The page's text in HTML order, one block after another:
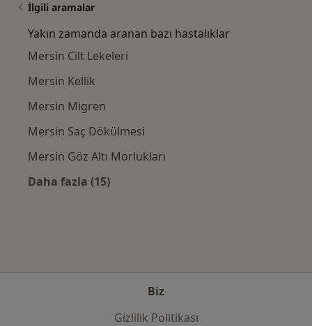
İlgili aramalar
Yakın zamanda aranan bazı hastalıklar
Mersin Cilt Lekeleri
Mersin Kellik
Mersin Migren
Mersin Saç Dökülmesi
Mersin Göz Altı Morlukları
Daha fazla (15)
Biz
Gizlilik Politikası